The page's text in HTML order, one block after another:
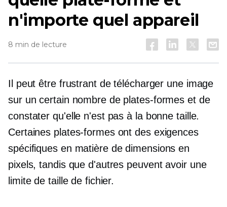
n'importe quel appareil
8 min de lecture
Il peut être frustrant de télécharger une image
sur un certain nombre de plates-formes et de
constater qu'elle n'est pas à la bonne taille.
Certaines plates-formes ont des exigences
spécifiques en matière de dimensions en
pixels, tandis que d'autres peuvent avoir une
limite de taille de fichier.